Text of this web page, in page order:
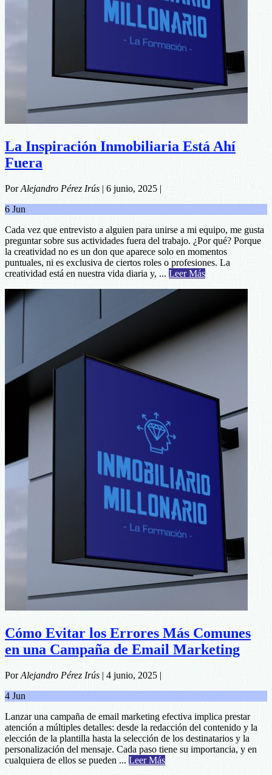
La Inspiración Inmobiliaria Está Ahí
Fuera
PorAlejandro Pérez Irús | 6 junio, 2025 |
6 Jun
Cada vez que entrevisto a alguien para unirse a mi equipo, me gusta
preguntar sobre sus actividades fuera del trabajo. ¿Por qué? Porque
la creatividad no es un don que aparece solo en momentos
puntuales, ni es exclusiva de ciertos roles o profesiones. La
creatividad está en nuestra vida diaria y, ... Leer Másabout
Inmobiliaria
Está
Ahí
Fuera
Cómo Evitar los Errores Más Comunes
en una Campaña de Email Marketing
PorAlejandro Pérez Irús | 4 junio, 2025 |
4 Jun
Lanzar una campaña de email marketing efectiva implica prestar
atención a múltiples detalles: desde la redacción del contenido y la
elección de la plantilla hasta la selección de los destinatarios y la
personalización del mensaje. Cada paso tiene su importancia, y en
cualquiera de ellos se pueden ... Leer Másabout